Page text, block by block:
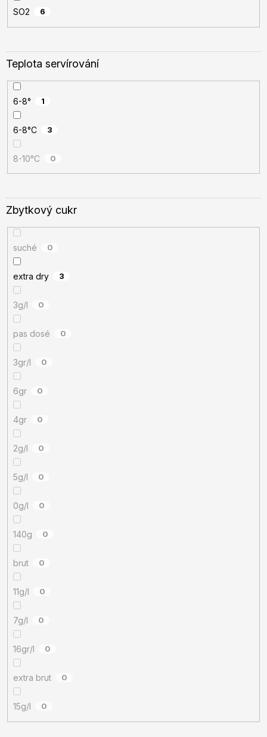
SO2 6
Teplota servírování
6-8° 1
6-8°C 3
8-10°C 0
Zbytkový cukr
suché 0
extra dry 3
3g/l 0
pas dosé 0
3gr/l 0
6gr 0
4gr 0
2g/l 0
5g/l 0
0g/l 0
140g 0
brut 0
11g/l 0
7g/l 0
16gr/l 0
extra brut 0
15g/l 0